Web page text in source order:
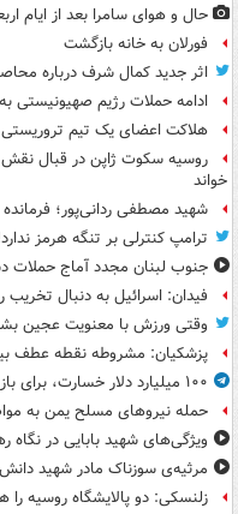
حال و هوای سامرا بعد از ایام
فورلان به خانه بازگشت
اثر جدید کمال شرف درباره
ادامه حملات رژیم صهیونیستی
هلاکت اعضای یک تیم
روسیه سکوت ژاپن در قبال نقش
خواند
شهید مصطفی ردانی‌پور؛
ترامپ کنترلی بر تنگه هرمز
جنوب لبنان مجدد آماج حملات
فیدان: اسرائیل به دنبال
وقتی ورزش با معنویت عجین
پزشکیان: مشروطه نقطه عطف
۱۰۰ میلیارد دلار خسارت، برای باز نگه داشتن تنگه‌ای که باز بود!
حمله نیروهای مسلح یمن به
ویژگی‌های شهید بابایی در نگاه
مرثیه‌ی سوزناک مادر شهید
زلنسکی: دو پالایشگاه روسیه را